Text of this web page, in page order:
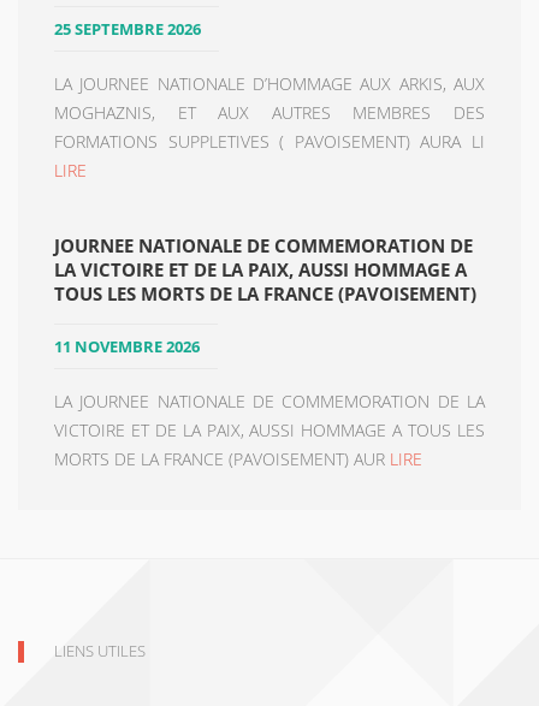
25 SEPTEMBRE 2026
LA JOURNEE NATIONALE D’HOMMAGE AUX ARKIS, AUX
MOGHAZNIS, ET AUX AUTRES MEMBRES DES
FORMATIONS SUPPLETIVES ( PAVOISEMENT) AURA LI
LIRE
JOURNEE NATIONALE DE COMMEMORATION DE
LA VICTOIRE ET DE LA PAIX, AUSSI HOMMAGE A
TOUS LES MORTS DE LA FRANCE (PAVOISEMENT)
11 NOVEMBRE 2026
LA JOURNEE NATIONALE DE COMMEMORATION DE LA
VICTOIRE ET DE LA PAIX, AUSSI HOMMAGE A TOUS LES
MORTS DE LA FRANCE (PAVOISEMENT) AUR LIRE
LIENS UTILES